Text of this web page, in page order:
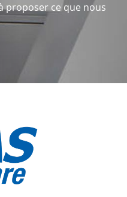
proposer ce que nous